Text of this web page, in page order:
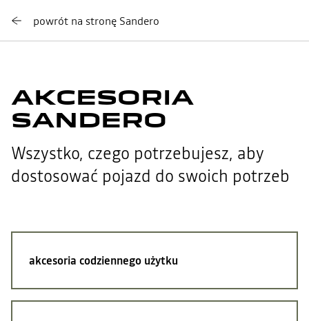
powrót na stronę Sandero
AKCESORIA
SANDERO
Wszystko, czego potrzebujesz, aby
dostosować pojazd do swoich potrzeb
akcesoria codziennego użytku